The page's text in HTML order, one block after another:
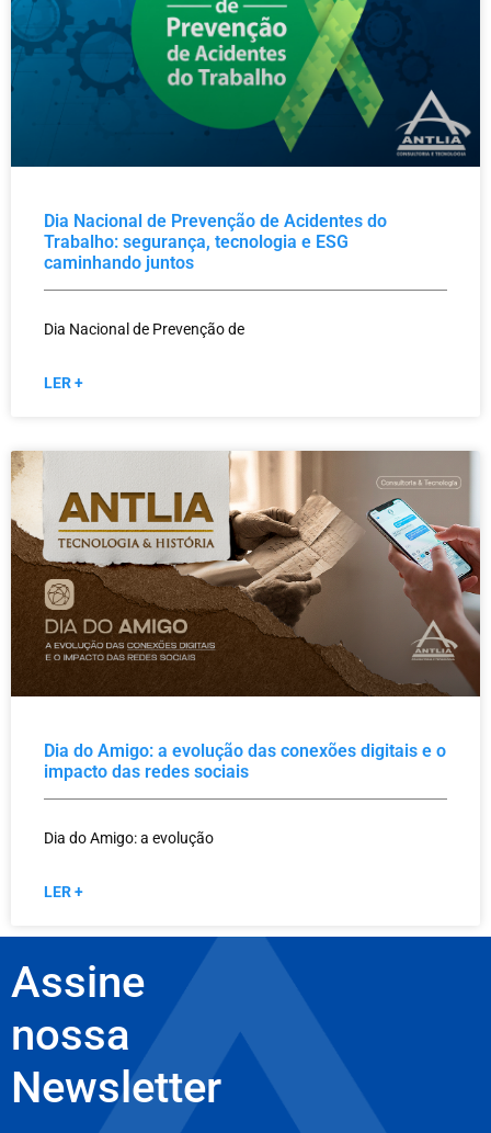
Dia Nacional de Prevenção de Acidentes do
Trabalho: segurança, tecnologia e ESG
caminhando juntos
Dia Nacional de Prevenção de
LER +
Dia do Amigo: a evolução das conexões digitais e o
impacto das redes sociais
Dia do Amigo: a evolução
LER +
Assine
nossa
Newsletter